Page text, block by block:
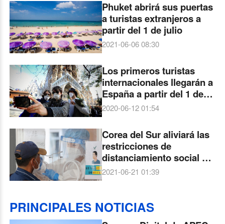
Phuket abrirá sus puertas
a turistas extranjeros a
partir del 1 de julio
2021-06-06 08:30
Los primeros turistas
internacionales llegarán a
España a partir del 1 de
julio
2020-06-12 01:54
Corea del Sur aliviará las
restricciones de
distanciamiento social a
partir del 1 de julio
2021-06-21 01:39
PRINCIPALES NOTICIAS